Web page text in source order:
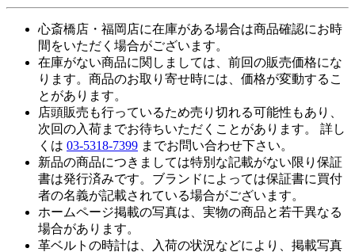
心斎橋店・福岡店に在庫がある場合は商品確認にお時
間をいただく場合がございます。
在庫がない商品に関しましては、前回の販売価格にな
ります。商品のお取り寄せ時には、価格が変動するこ
とがあります。
店頭販売も行っているため売り切れる可能性もあり、
次回の入荷までお待ちいただくことがあります。 詳し
くは 03-5318-7399 までお問い合わせ下さい。
新品の商品につきましては特別な記載がない限り保証
書は発行済みです。ブランドによっては保証書に買付
者の名義が記載されている場合がございます。
ホームページ掲載の写真は、実物の商品と若干異なる
場合があります。
革ベルトの時計は、入荷の状況などにより、掲載写真